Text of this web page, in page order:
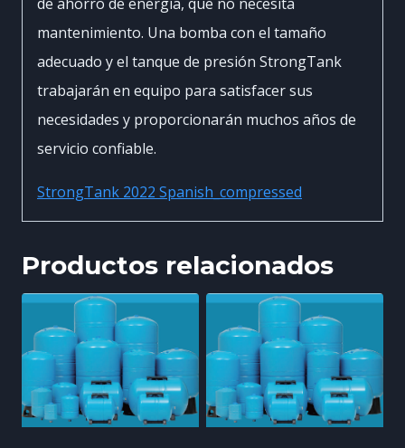
mantenimiento. Una bomba con el tamaño
adecuado y el tanque de presión StrongTank
trabajarán en equipo para satisfacer sus
necesidades y proporcionarán muchos años de
servicio confiable.
StrongTank 2022 Spanish_compressed
Productos relacionados